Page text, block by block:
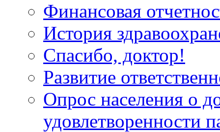
Финансовая
История
Спасибо, доктор!
Развитие
Опрос населения о
удовлетворенности